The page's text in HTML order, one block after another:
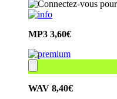
MP3 3,60€
WAV 8,40€